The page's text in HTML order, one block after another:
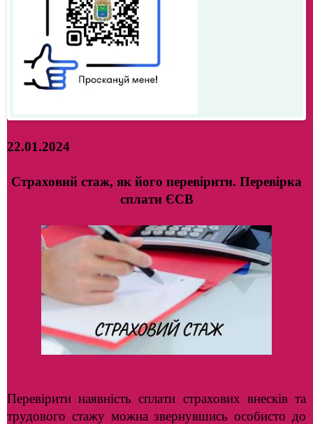
22.01.2024
Страховий стаж, як його перевірити. Перевірка
сплати ЄСВ
Перевірити наявність сплати страхових внесків та
трудового стажу можна звернувшись особисто до